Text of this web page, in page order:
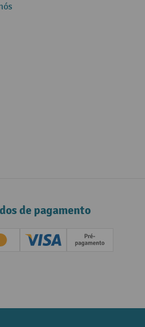
de pagamento
(Master)
Creditcard (Visa)Pré-pagamento